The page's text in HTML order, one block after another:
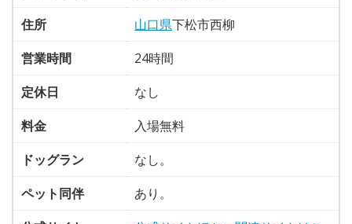
住所
山口県下松市西柳
営業時間
24時間
定休日
なし
料金
入場無料
ドッグラン
なし。
ペット同伴
あり。